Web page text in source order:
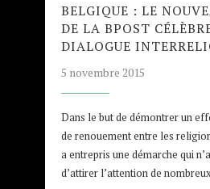
BELGIQUE : LE
DE LA BPOST
DIALOGUE
5 novembre 2015
Dans le but de démontrer un
de renouement entre les
a entrepris une démarche qui
d’attirer l’attention de